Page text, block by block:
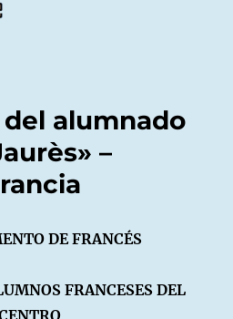
alumnado
–
DE FRANCÉS
FRANCESES DEL